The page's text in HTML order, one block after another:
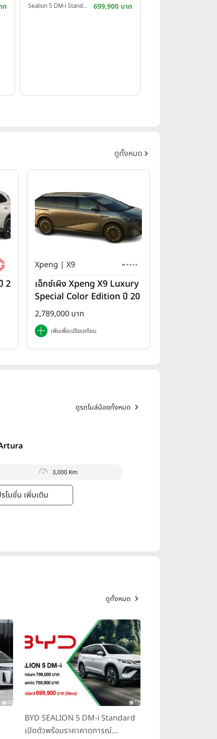
ท Sealion 5 DM-i Standard ปี 2026 699,900 บาท
ดูทั้งหมด
2
Xpeng | X9
เอ็กซ์เผิง Xpeng X9 Luxury
Special Color Edition ปี 20
25
2,789,000 บาท
เพิ่มเพื่อเปรียบเทียบ
ดูรถไมล์น้อยทั้งหมด
3,000 Km
โมชั่น เพิ่มเติม
ดูทั้งหมด
BYD SEALION 5 DM-i Standard
เปิดตัวพร้อมราคาคาดการณ์